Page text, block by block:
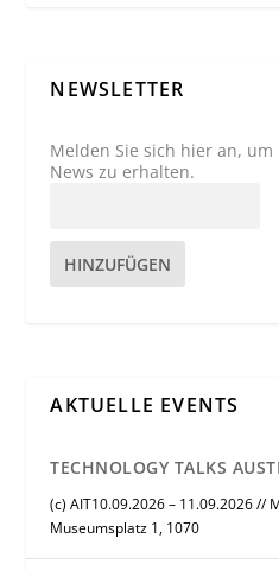
NEWSLETTER
Melden Sie sich hier an,
News zu erhalten.
HINZUFÜGEN
AKTUELLE EVENTS
TECHNOLOGY TALKS
(c) AIT10.09.2026 – 11.09.2026 //
Museumsplatz 1, 1070